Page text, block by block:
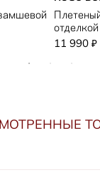
отделкой
11 990 ₽